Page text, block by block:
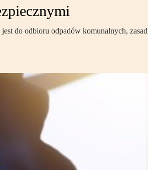
do odbioru odpadów komunalnych,